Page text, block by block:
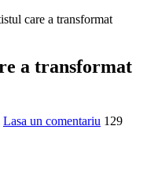
care a transformat
a transformat
Lasa un comentariu 129